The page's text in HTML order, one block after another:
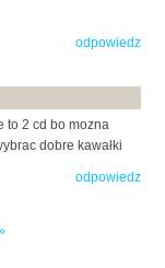
odpowiedz
to 2 cd bo mozna
dobre kawałki
odpowiedz